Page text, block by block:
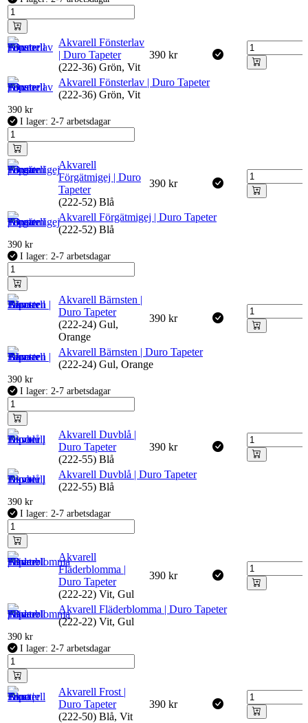
Akvarell Fönsterlav
| Duro Tapeter
(222-36) Grön, Vit
390 kr
Akvarell Fönsterlav | Duro Tapeter
(222-36) Grön, Vit
390 kr
I lager: 2-7 arbetsdagar
Akvarell
Förgätmigej | Duro
Tapeter
(222-52) Blå
390 kr
Akvarell Förgätmigej | Duro Tapeter
(222-52) Blå
390 kr
I lager: 2-7 arbetsdagar
Akvarell Bärnsten |
Duro Tapeter
(222-24) Gul,
Orange
390 kr
Akvarell Bärnsten | Duro Tapeter
(222-24) Gul, Orange
390 kr
I lager: 2-7 arbetsdagar
Akvarell Duvblå |
Duro Tapeter
(222-55) Blå
390 kr
Akvarell Duvblå | Duro Tapeter
(222-55) Blå
390 kr
I lager: 2-7 arbetsdagar
Akvarell
Fläderblomma |
Duro Tapeter
(222-22) Vit, Gul
390 kr
Akvarell Fläderblomma | Duro Tapeter
(222-22) Vit, Gul
390 kr
I lager: 2-7 arbetsdagar
Akvarell Frost |
Duro Tapeter
(222-50) Blå, Vit
390 kr